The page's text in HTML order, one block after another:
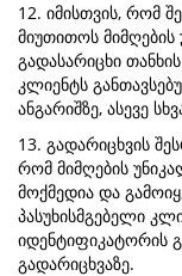
12. იმისთვის, რომ
მიუთითოს
გადასარიცხი
კლიენტს
ანგარიშზე, ასევე
13. გადარიცხვის
რომ მიმღების
მოქმედია და
პასუხისმგებელი
იდენტიფიკატორის
გადარიცხვაზე.